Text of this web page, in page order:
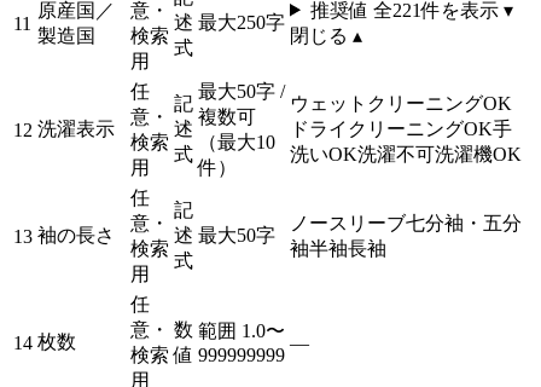
11
原産国／
製造国
意・
検索
用
述
式
最大250字
推奨値 全221件を表示 ▾
閉じる ▴
12 洗濯表示
任
意・
検索
用
記
述
式
最大50字 /
複数可
（最大10
件）
ウェットクリーニングOK
ドライクリーニングOK手
洗いOK洗濯不可洗濯機OK
13 袖の長さ
任
意・
検索
用
記
述
式
最大50字
ノースリーブ七分袖・五分
袖半袖長袖
14 枚数
任
意・
検索
用
数
値
範囲 1.0〜
999999999
—